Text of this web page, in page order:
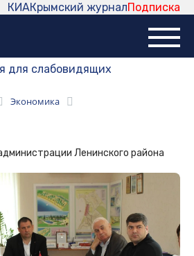
Подписка
Крымский журнал
КИА
для слабовидящих
Экономика
Ленинского района